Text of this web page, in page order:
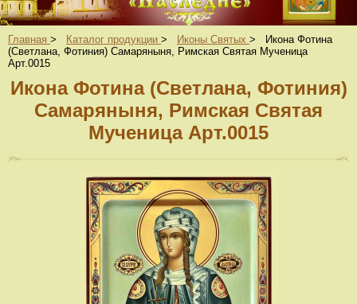
Главная > Каталог продукции > Иконы Святых >
Икона Фотина
(Светлана, Фотиния) Самаряныня, Римская Святая Мученица
Арт.0015
Икона Фотина (Светлана, Фотиния)
Самаряныня, Римская Святая
Мученица Арт.0015